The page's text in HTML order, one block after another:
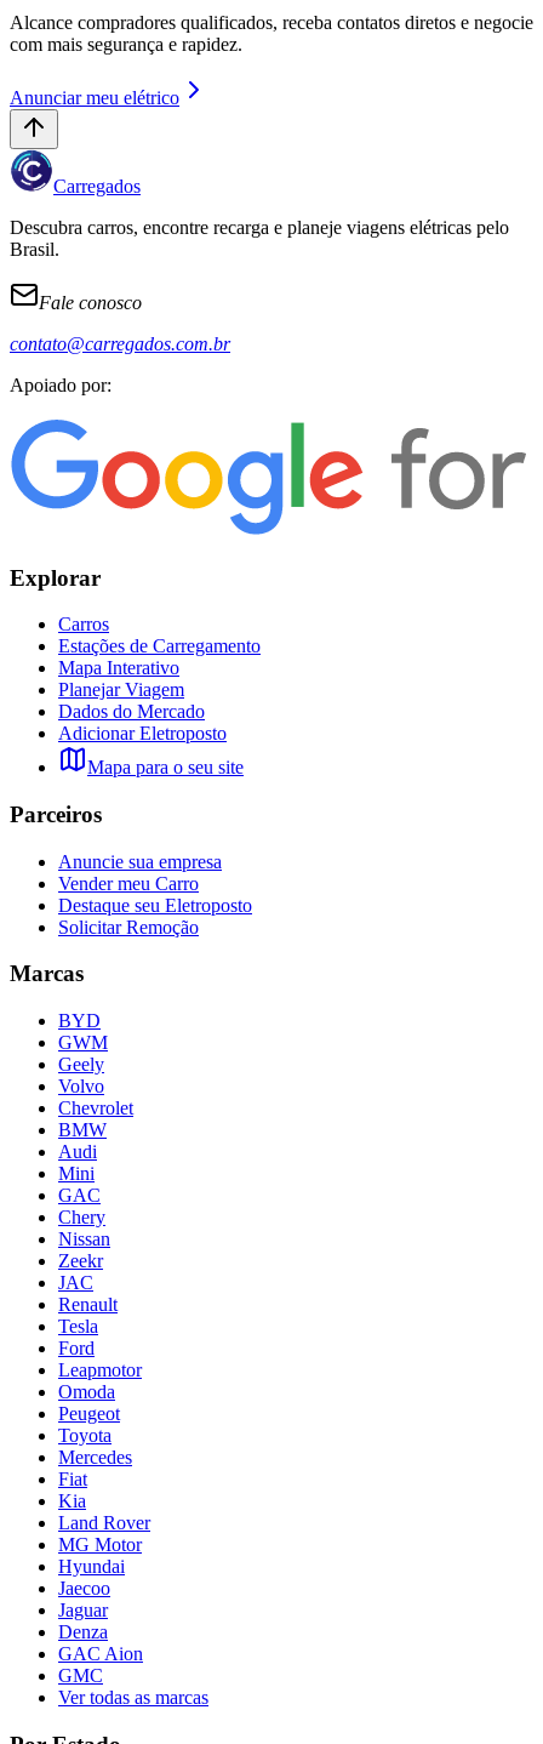
Alcance compradores qualificados, receba contatos diretos e negocie
com mais segurança e rapidez.
Anunciar meu elétrico
Carregados
Descubra carros, encontre recarga e planeje viagens elétricas pelo
Brasil.
Fale conosco
contato@carregados.com.br
Apoiado por:
Explorar
Carros
Estações de Carregamento
Mapa Interativo
Planejar Viagem
Dados do Mercado
Adicionar Eletroposto
Mapa para o seu site
Parceiros
Anuncie sua empresa
Vender meu Carro
Destaque seu Eletroposto
Solicitar Remoção
Marcas
BYD
GWM
Geely
Volvo
Chevrolet
BMW
Audi
Mini
GAC
Chery
Nissan
Zeekr
JAC
Renault
Tesla
Ford
Leapmotor
Omoda
Peugeot
Toyota
Mercedes
Fiat
Kia
Land Rover
MG Motor
Hyundai
Jaecoo
Jaguar
Denza
GAC Aion
GMC
Ver todas as marcas